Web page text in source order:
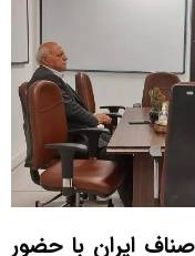
ایران با حضور